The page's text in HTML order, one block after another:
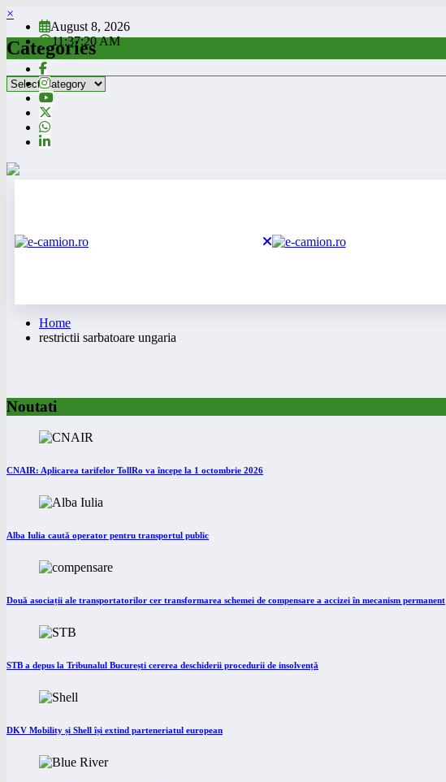
Skip
content
August 8, 2026
11:37:21 AM
×
Categories
Categories
Home
restrictii sarbatoare ungaria
Noutati
CNAIR: Aplicarea tarifelor TollRo va începe la 1 octombrie 2026
Alba Iulia caută operator pentru transportul public
Două asociații ale transportatorilor cer transformarea schemei de compensare a accizei în mecanism permanent
STB a depus la Tribunalul București cererea deschiderii procedurii de insolvență
DKV Mobility și Shell își extind parteneriatul european